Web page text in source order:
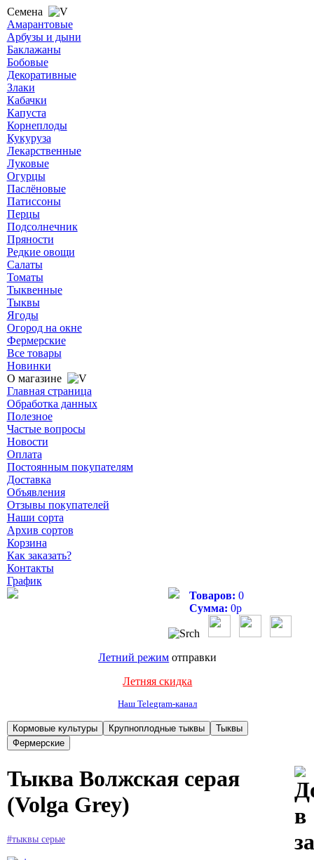
Семена
Амарантовые
Арбузы и дыни
Баклажаны
Бобовые
Декоративные
Злаки
Кабачки
Капуста
Корнеплоды
Кукуруза
Лекарственные
Луковые
Огурцы
Паслёновые
Патиссоны
Перцы
Подсолнечник
Пряности
Редкие овощи
Салаты
Томаты
Тыквенные
Тыквы
Ягоды
Огород на окне
Фермерские
Все товары
Новинки
О магазине
Главная страница
Обработка данных
Полезное
Частые вопросы
Новости
Оплата
Постоянным покупателям
Доставка
Объявления
Отзывы покупателей
Наши сорта
Архив сортов
Корзина
Как заказать?
Контакты
График
Товаров: 0
Сумма: 0р
Летний режим отправки
Летняя скидка
Наш Telegram-канал
Тыква Волжская серая
(Volga Grey)
#тыквы серые